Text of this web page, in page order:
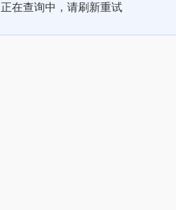
正在查询中，请刷新重试